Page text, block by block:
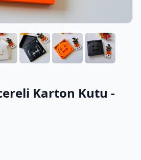
Karton Kutu -